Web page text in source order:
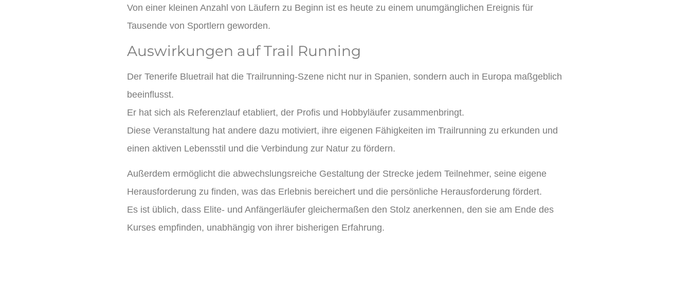
Von einer kleinen Anzahl von Läufern zu Beginn ist es heute zu einem unumgänglichen Ereignis für
Tausende von Sportlern geworden.
Auswirkungen auf Trail Running
Der Tenerife Bluetrail hat die Trailrunning-Szene nicht nur in Spanien, sondern auch in Europa maßgeblich
beeinflusst.
Er hat sich als Referenzlauf etabliert, der Profis und Hobbyläufer zusammenbringt.
Diese Veranstaltung hat andere dazu motiviert, ihre eigenen Fähigkeiten im Trailrunning zu erkunden und
einen aktiven Lebensstil und die Verbindung zur Natur zu fördern.
Außerdem ermöglicht die abwechslungsreiche Gestaltung der Strecke jedem Teilnehmer, seine eigene
Herausforderung zu finden, was das Erlebnis bereichert und die persönliche Herausforderung fördert.
Es ist üblich, dass Elite- und Anfängerläufer gleichermaßen den Stolz anerkennen, den sie am Ende des
Kurses empfinden, unabhängig von ihrer bisherigen Erfahrung.